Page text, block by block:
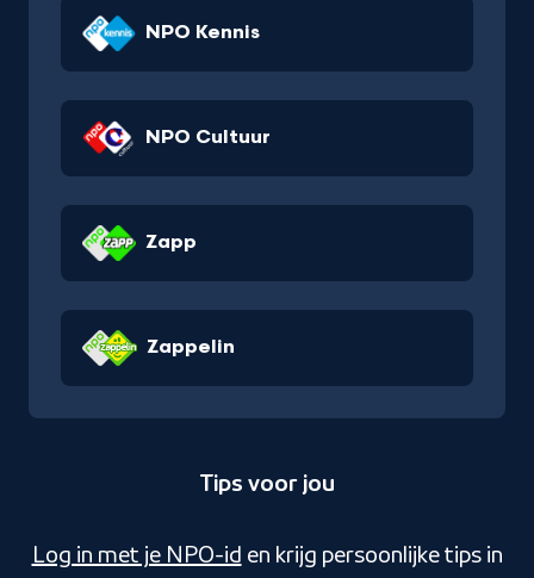
NPO Kennis
NPO Cultuur
Zapp
Zappelin
Tips voor jou
Log in met je NPO-id en krijg persoonlijke tips in